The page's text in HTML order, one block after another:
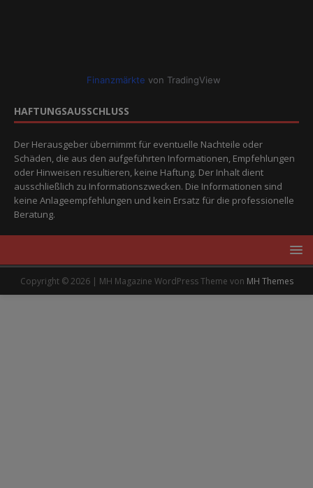
Finanzmärkte von TradingView
HAFTUNGSAUSSCHLUSS
Der Herausgeber übernimmt für eventuelle Nachteile oder
Schäden, die aus den aufgeführten Informationen, Empfehlungen
oder Hinweisen resultieren, keine Haftung. Der Inhalt dient
ausschließlich zu Informationszwecken. Die Informationen sind
keine Anlageempfehlungen und kein Ersatz für die professionelle
Beratung.
Copyright © 2026 | MH Magazine WordPress Theme von MH Themes